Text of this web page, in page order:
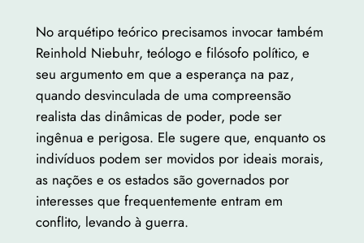
No arquétipo teórico precisamos invocar também
Reinhold Niebuhr, teólogo e filósofo político, e
seu argumento em que a esperança na paz,
quando desvinculada de uma compreensão
realista das dinâmicas de poder, pode ser
ingênua e perigosa. Ele sugere que, enquanto os
indivíduos podem ser movidos por ideais morais,
as nações e os estados são governados por
interesses que frequentemente entram em
conflito, levando à guerra.